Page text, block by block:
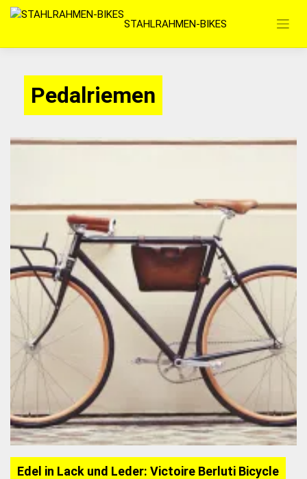
Zum
springen
STAHLRAHMEN-BIKES
Pedalriemen
Edel in Lack und Leder: Victoire Berluti Bicycle